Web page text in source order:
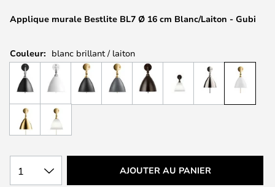
gallery
Applique murale Bestlite BL7 Ø 16 cm Blanc/Laiton - Gubi
Couleur: blanc brillant / laiton
1 AJOUTER AU PANIER